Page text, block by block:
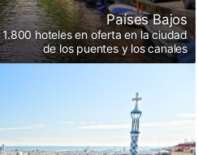
Países Bajos
1.800 hoteles en oferta en la ciudad
de los puentes y los canales